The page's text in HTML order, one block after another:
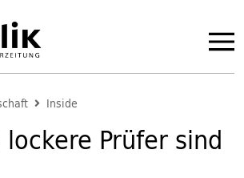
Inside
Prüfer sind